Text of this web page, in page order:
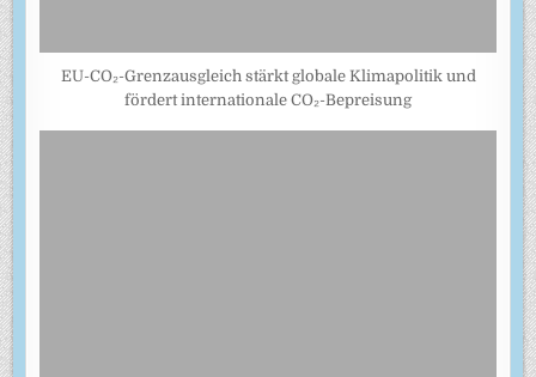
EU-CO₂-Grenzausgleich stärkt globale Klimapolitik und
fördert internationale CO₂-Bepreisung